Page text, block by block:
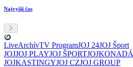
Najvyšší čas
LiveArchívTV ProgramJOJ 24JOJ Šport
JOJJOJ PLAYJOJ ŠPORTJOJKO
JOJKASTINGYJOJ CZJOJ GROUP